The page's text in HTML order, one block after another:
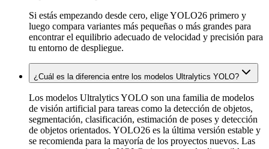
Si estás empezando desde cero, elige YOLO26 primero y
luego compara variantes más pequeñas o más grandes para
encontrar el equilibrio adecuado de velocidad y precisión para
tu entorno de despliegue.
¿Cuál es la diferencia entre los modelos Ultralytics YOLO?
Los modelos Ultralytics YOLO son una familia de modelos
de visión artificial para tareas como la detección de objetos,
segmentación, clasificación, estimación de poses y detección
de objetos orientados. YOLO26 es la última versión estable y
se recomienda para la mayoría de los proyectos nuevos. Las